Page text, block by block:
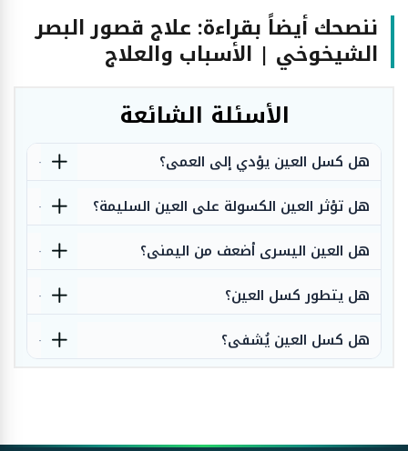
ننصحك أيضاً بقراءة: علاج قصور البصر
الشيخوخي | الأسباب والعلاج
الأسئلة الشائعة
هل كسل العين يؤدي إلى العمى؟
هل تؤثر العين الكسولة على العين السليمة؟
هل العين اليسرى أضعف من اليمنى؟
هل يتطور كسل العين؟
هل كسل العين يُشفى؟